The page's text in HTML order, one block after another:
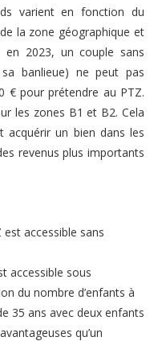
varient en fonction du
la zone géographique et
2023, un couple sans
banlieue) ne peut pas
€ pour prétendre au PTZ.
les zones B1 et B2. Cela
acquérir un bien dans les
revenus plus importants
accessible sans
accessible sous
du nombre d’enfants à
35 ans avec deux enfants
qu’un